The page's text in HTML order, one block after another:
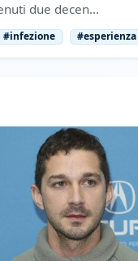
due decen…
#infezione #esperienza